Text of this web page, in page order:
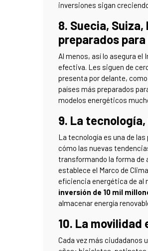
inversiones sigan
8. Suecia,
preparados
Al menos, así lo asegura
efectiva. Les siguen de
presenta por delante,
países más preparados
modelos energéticos
9. La
La tecnología es una de
cómo las nuevas
transformando la forma de
establece el Marco de
eficiencia energética de al
inversión de 10 mil
almacenar energía
10. La
Cada vez más ciudadanos